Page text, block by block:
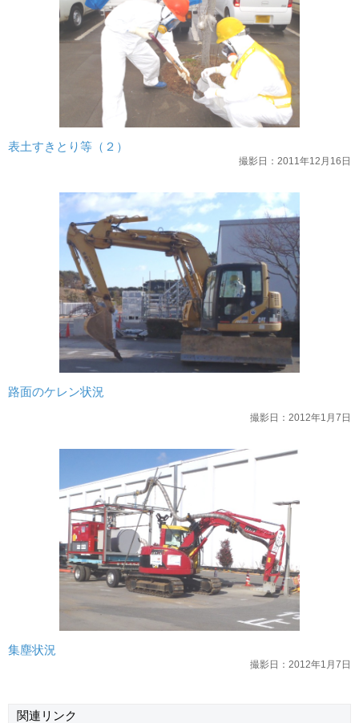
表土すきとり等（２）
撮影日：2011年12月16日
路面のケレン状況
撮影日：2012年1月7日
集塵状況
撮影日：2012年1月7日
関連リンク